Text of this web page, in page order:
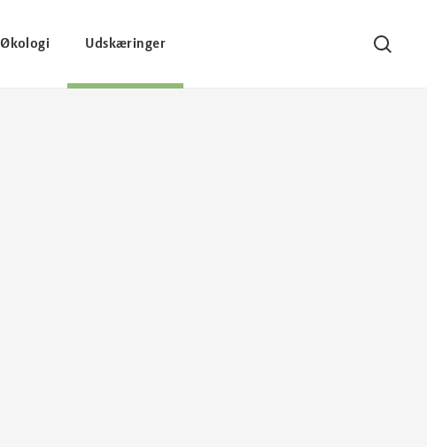
Økologi Udskæringer
Søg